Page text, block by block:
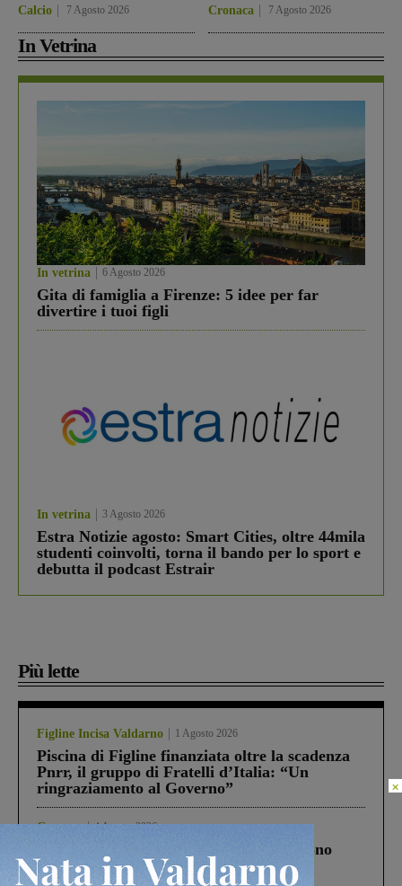
Calcio 7 Agosto 2026 Cronaca 7 Agosto 2026
In Vetrina
In vetrina 6 Agosto 2026
Gita di famiglia a Firenze: 5 idee per far
divertire i tuoi figli
In vetrina 3 Agosto 2026
Estra Notizie agosto: Smart Cities, oltre 44mila
studenti coinvolti, torna il bando per lo sport e
debutta il podcast Estrair
Più lette
Figline Incisa Valdarno 1 Agosto 2026
Piscina di Figline finanziata oltre la scadenza
Pnrr, il gruppo di Fratelli d’Italia: “Un
ringraziamento al Governo”
Cronaca 4 Agosto 2026
Un anno fa la strage in A1 in cui morirono
Gianni, Giulia e Franco. Lo schianto, il
processo, lo stop ai sorpassi fra tir....
×